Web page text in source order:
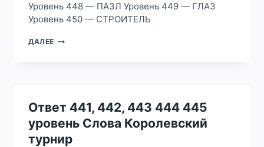
Уровень 448 — ПАЗЛ Уровень 449 — ГЛАЗ
Уровень 450 — СТРОИТЕЛЬ
ДАЛЕЕ ОТВЕТ
УРОВЕНЬ
СЛОВА
КОРОЛЕВСКИЙ
ТУРНИР
Ответ 441, 442, 443 444 445
уровень Слова Королевский
турнир